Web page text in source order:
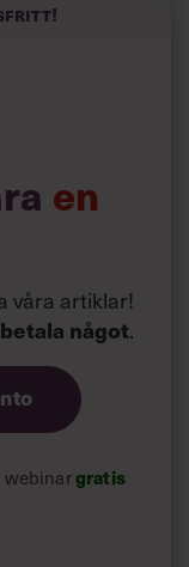
Robert
tillbehör. Man
laddare. Undvik
mer som
dator av i dag.
vaddering, de
en
våra artiklar!
något.
webinargratis